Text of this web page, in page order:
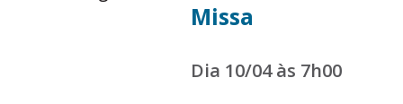
Missa
Dia 10/04 às 7h00